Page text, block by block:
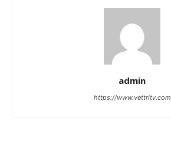
admin
https://www.vettritv.com